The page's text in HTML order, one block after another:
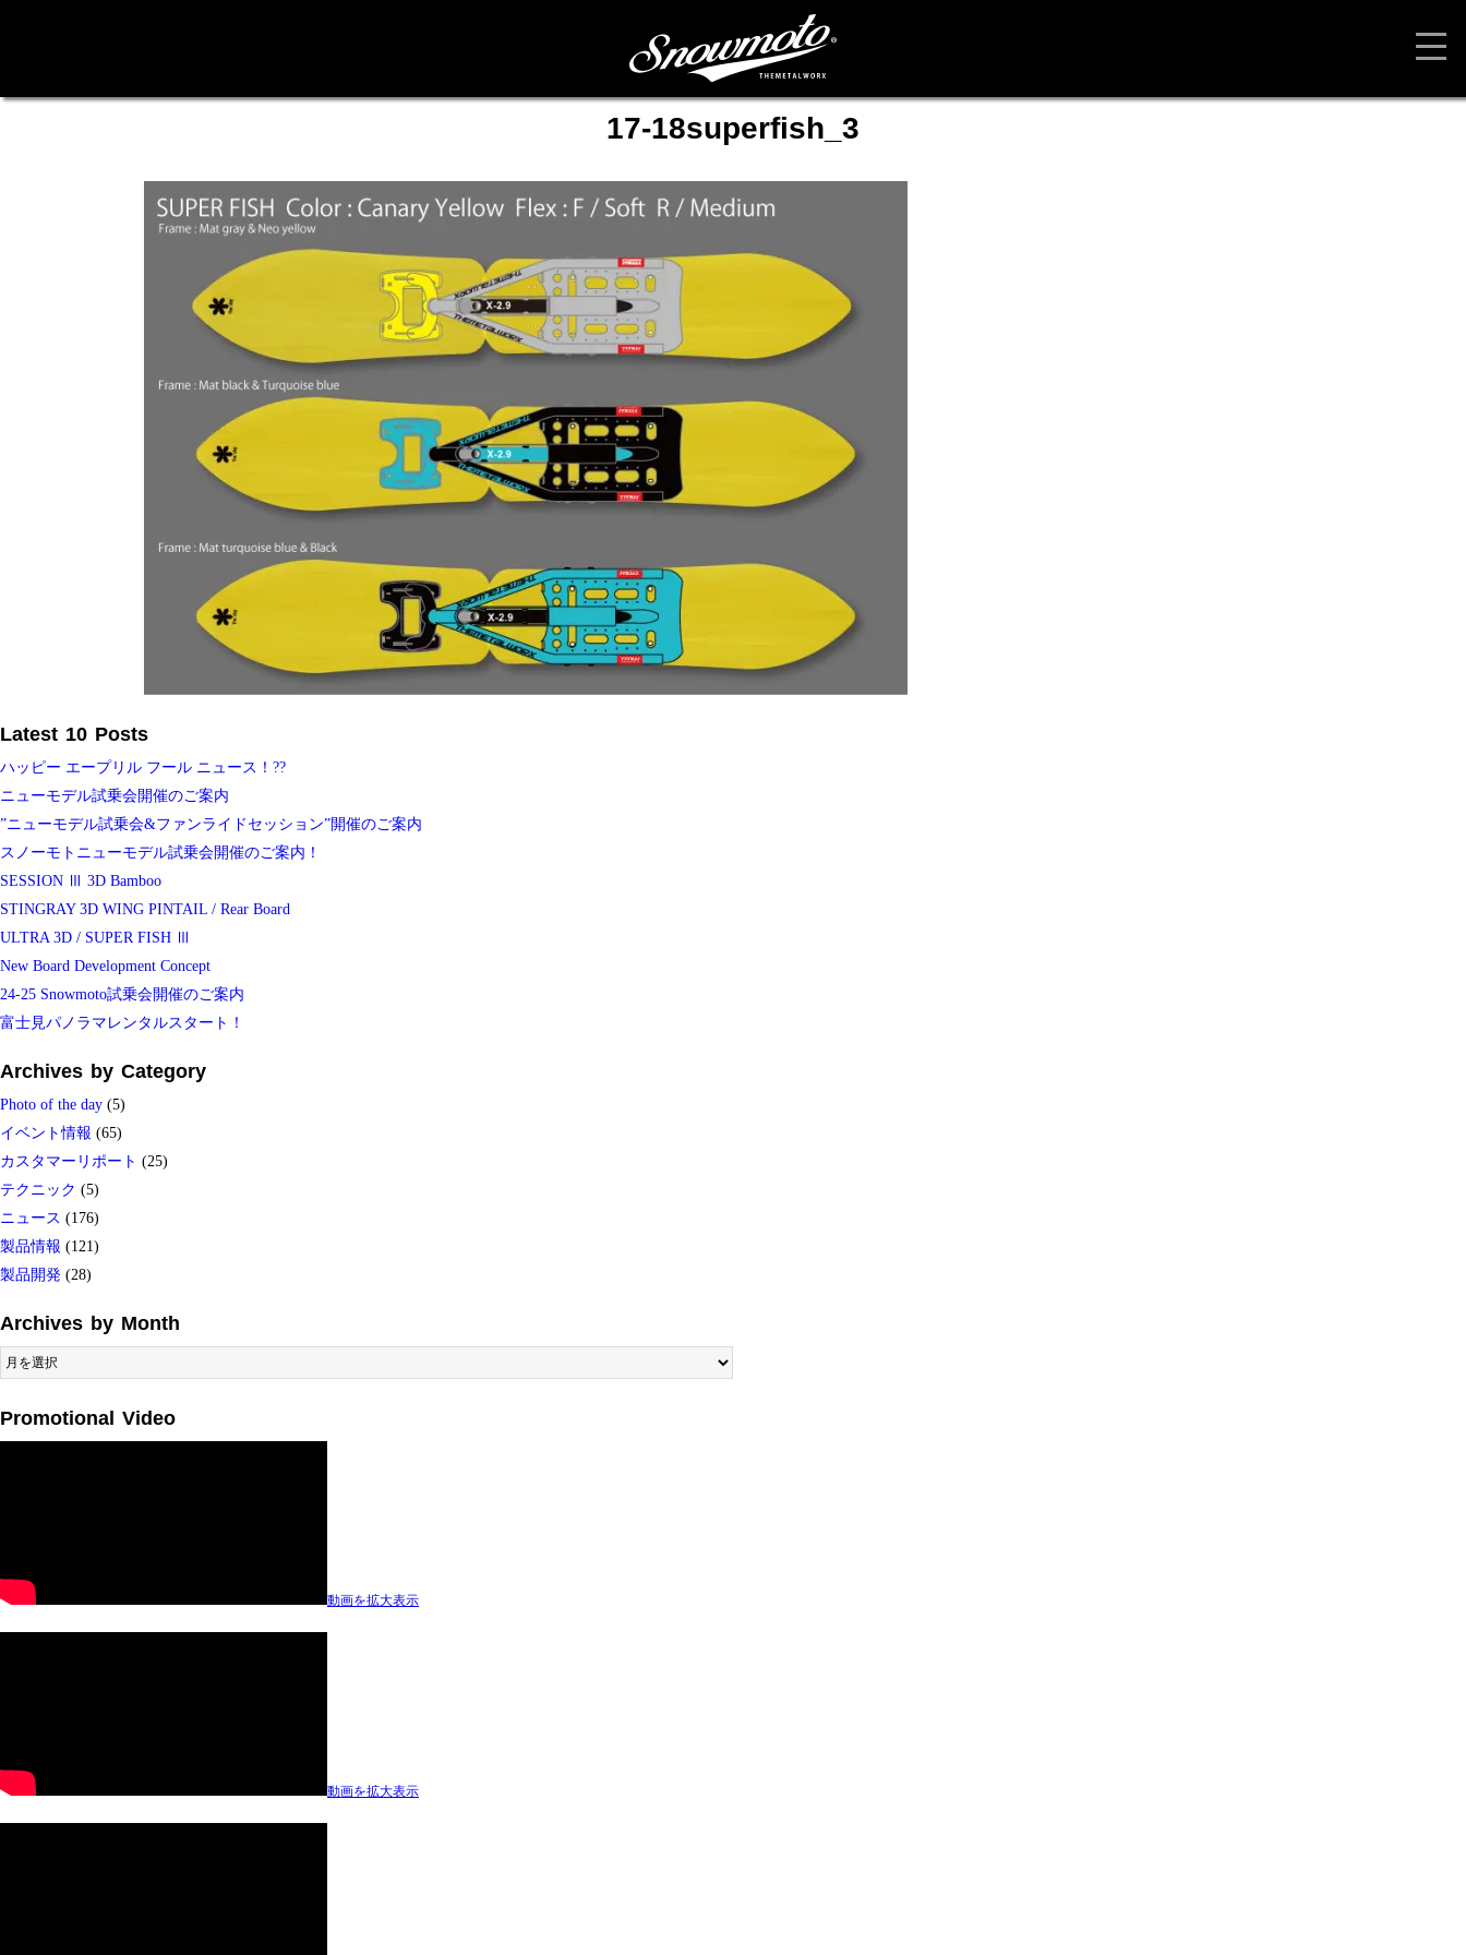
17-18superfish_3
Latest 10 Posts
ハッピー エープリル フール ニュース！??
ニューモデル試乗会開催のご案内
”ニューモデル試乗会&ファンライドセッション”開催のご案内
スノーモトニューモデル試乗会開催のご案内！
SESSION Ⅲ 3D Bamboo
STINGRAY 3D WING PINTAIL / Rear Board
ULTRA 3D / SUPER FISH Ⅲ
New Board Development Concept
24-25 Snowmoto試乗会開催のご案内
富士見パノラマレンタルスタート！
Archives by Category
Photo of the day (5)
イベント情報 (65)
カスタマーリポート (25)
テクニック (5)
ニュース (176)
製品情報 (121)
製品開発 (28)
Archives by Month
Archives
by
Promotional Video
動画を拡大表示
動画を拡大表示